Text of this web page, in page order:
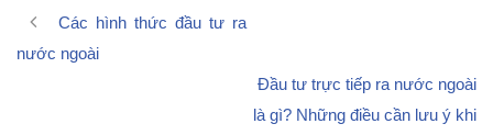
Các hình thức đầu tư ra
nước ngoài
Đầu tư trực tiếp ra nước ngoài
là gì? Những điều cần lưu ý khi